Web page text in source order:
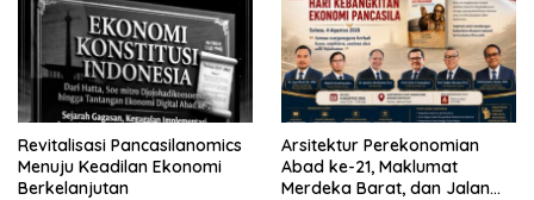
Revitalisasi Pancasilanomics
Menuju Keadilan Ekonomi
Berkelanjutan
Arsitektur Perekonomian
Abad ke-21, Maklumat
Merdeka Barat, dan Jalan